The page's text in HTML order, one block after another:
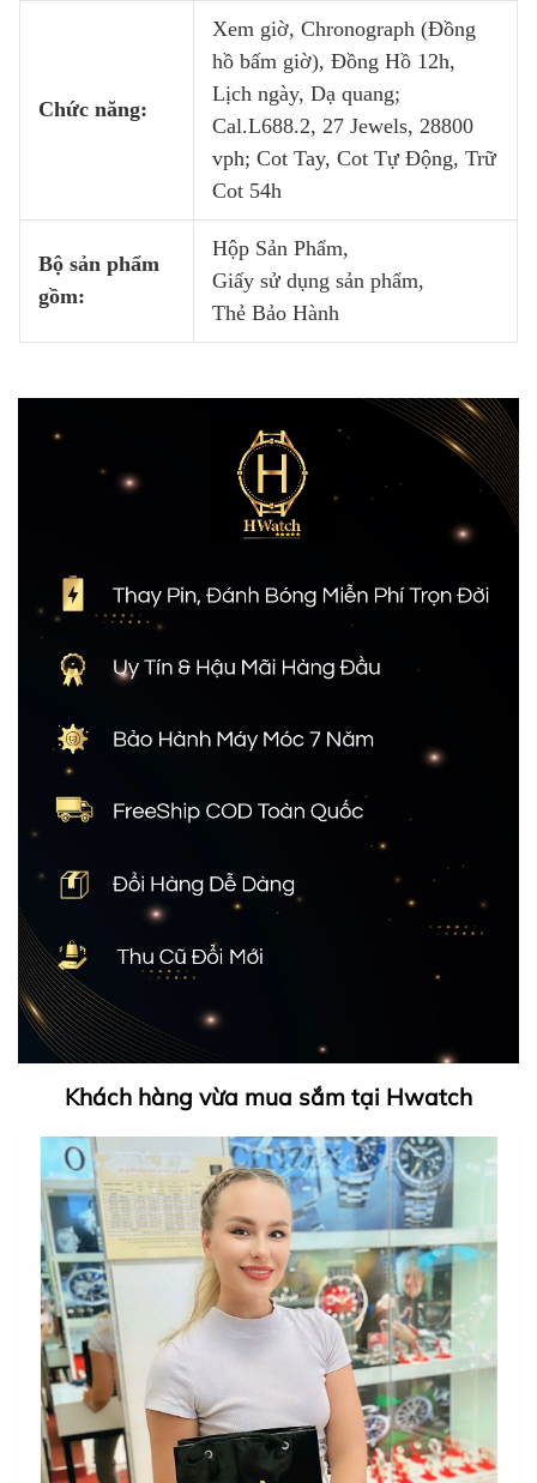
Chức năng:
Xem giờ, Chronograph (Đồng
hồ bấm giờ), Đồng Hồ 12h,
Lịch ngày, Dạ quang;
Cal.L688.2, 27 Jewels, 28800
vph; Cot Tay, Cot Tự Động, Trữ
Cot 54h
Bộ sản phẩm
gồm:
Hộp Sản Phẩm,
Giấy sử dụng sản phẩm,
Thẻ Bảo Hành
Khách hàng vừa mua sắm tại Hwatch